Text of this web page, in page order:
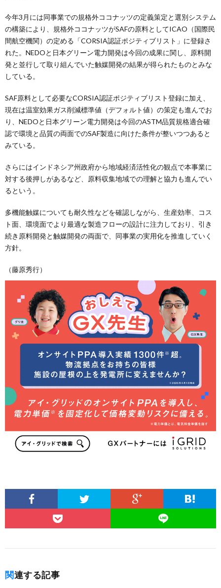
今年3月には同事業での規格外ココナッツの定義策定と選別システム
の構築により、規格外ココナッツがSAFの原料としてICAO（国際民
間航空機関）の定める「CORSIA認証ポジティブリスト」に登録さ
れた。NEDOと日本グリーン電力開発は今回の成果に関し、原料開
発と並行して取り組んでいた触媒開発の結果が得られたものとみな
している。
SAF原料として必要なCORSIA認証ポジティブリスト登録に加え、
現在は温室効果ガス削減標準値（デフォルト値）の策定も進んでお
り、NEDOと日本グリーン電力開発は今回のASTM品質規格適合確
認で環境と品質の両面でのSAF製造に向けた条件が整いつつあると
みている。
さらにはインドネシア州政府から地域経済活性化の観点で本事業に
対する後押しがあるなど、原料収集地域での理解と協力も進んでい
るという。
多機能触媒についても耐久性などを確認しながら、生産効率、コス
ト面、環境面でより最適な製造フローの設計に注力しており、引き
続き原料開発と触媒開発の両面で、同事業の実用化を推進していく
方針。
（藤原秀行）
関連する記事